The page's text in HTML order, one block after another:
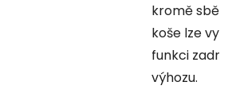
kromě
koše lze
funkci
výhozu.